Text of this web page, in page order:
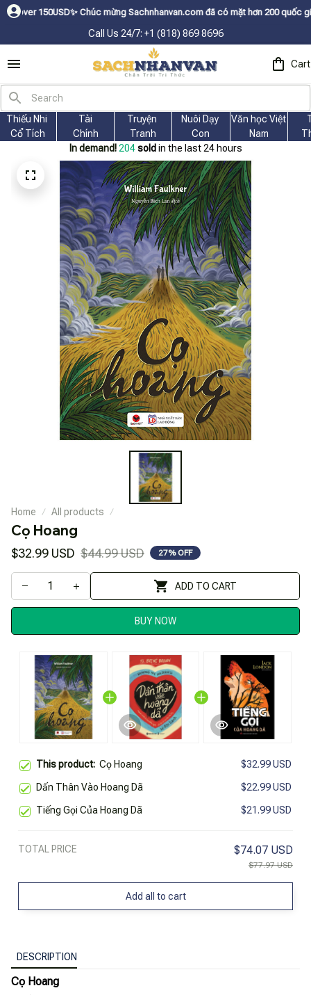
mừng Sachnhanvan.com đã có mặt hơn 200 quốc gia như Mỹ, Canada,
Call Us 24/7: +1 (818) 869 8696
Cart
Thiếu Nhi
Cổ Tích
Tài
Chính
Truyện
Tranh
Nuôi Dạy
Con
Văn học Việt
Nam
In demand! 204 sold in the last 24 hours
Home All products
Cọ Hoang
$32.99 USD $44.99 USD 27% OFF
ADD TO CART
BUY NOW
This product: Cọ Hoang $32.99 USD
Dấn Thân Vào Hoang Dã $22.99 USD
Tiếng Gọi Của Hoang Dã $21.99 USD
TOTAL PRICE $74.07 USD
$77.97 USD
Add all to cart
DESCRIPTION
Cọ Hoang